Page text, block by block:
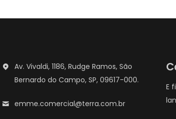
Av. Vivaldi, 1186, Rudge Ramos, São
Bernardo do Campo, SP, 09617-000.
emme.comercial@terra.com.br
E